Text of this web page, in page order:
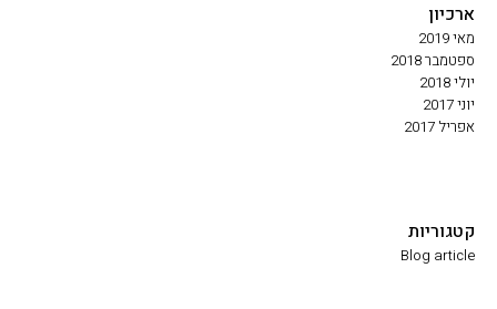
ארכיון
מאי 2019
ספטמבר 2018
יולי 2018
יוני 2017
אפריל 2017
קטגוריות
Blog article